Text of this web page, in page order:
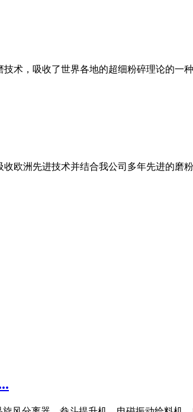
术，吸收了世界各地的超细粉碎理论的一
欧洲先进技术并结合我公司多年先进的磨